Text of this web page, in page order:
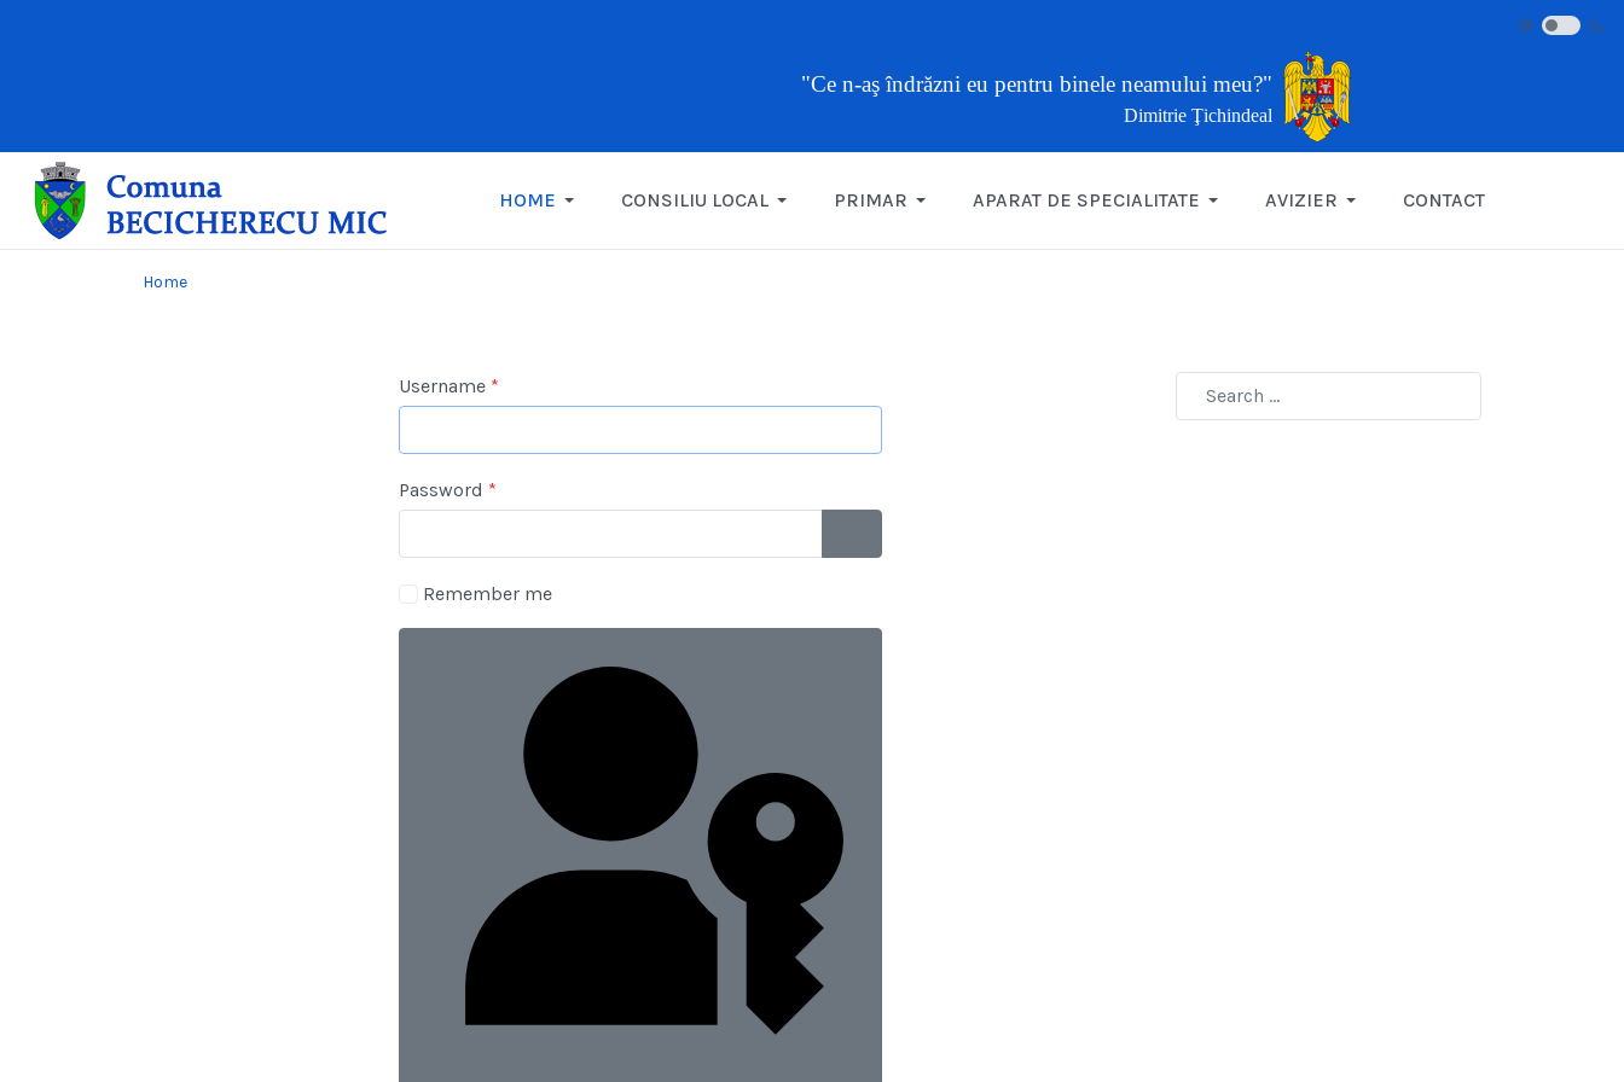
"Ce n-aş îndrăzni eu pentru binele neamului meu?"
Dimitrie Ţichindeal
HOME CONSILIU LOCAL PRIMAR APARAT DE SPECIALITATE AVIZIER CONTACT
Home
Username*
Password *
Remember me